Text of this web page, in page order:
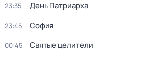
23:35 Дeнь Патриаpха
23:45 София
00:45 Святые целители